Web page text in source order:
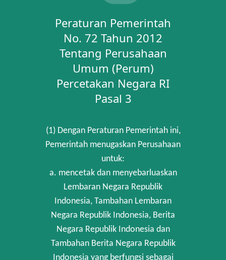
Peraturan Pemerintah
No. 72 Tahun 2012
Tentang Perusahaan
Umum (Perum)
Percetakan Negara RI
Pasal 3
(1) Dengan Peraturan Pemerintah ini,
Pemerintah menugaskan Perusahaan
untuk:
a. mencetak dan menyebarluaskan
Lembaran Negara Republik
Indonesia, Tambahan Lembaran
Negara Republik Indonesia, Berita
Negara Republik Indonesia dan
Tambahan Berita Negara Republik
Indonesia yang berfungsi sebagai